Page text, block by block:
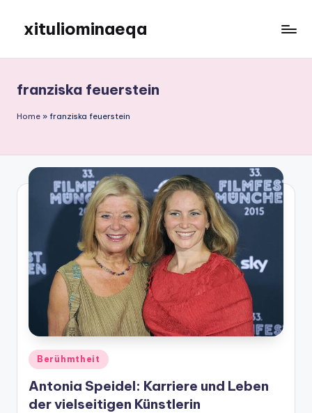
content
xituliominaeqa
franziska feuerstein
Home » franziska feuerstein
Posted
Berühmtheit
Antonia Speidel: Karriere und Leben
der vielseitigen Künstlerin